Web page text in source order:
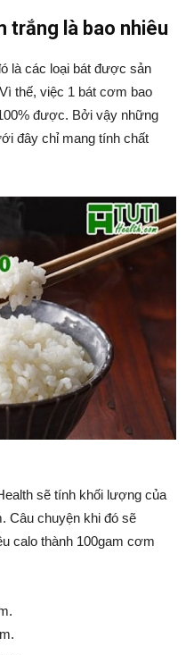
trắng là bao nhiêu
là các loại bát được sản
thế, việc 1 bát cơm bao
được. Bởi vậy những
đây chỉ mang tính chất
sẽ tính khối lượng của
Câu chuyện khi đó sẽ
calo thành 100gam cơm